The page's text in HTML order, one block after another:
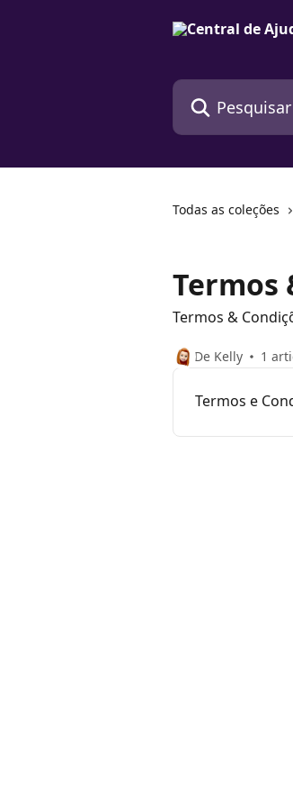
Pesquisar artigos...
Todas as coleções
Termos
Termos &
De Kelly 1
Termos e